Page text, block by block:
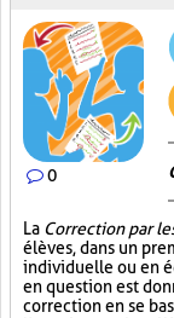
0
La Correction par
élèves, dans un
individuelle ou en
en question est
correction en se